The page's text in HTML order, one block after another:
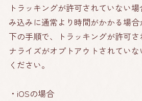
トラッキングが許可されていない
み込みに通常より時間がかかる場
下の手順で、トラッキングが許可
ナライズがオプトアウトされてい
ください。
・iOSの場合